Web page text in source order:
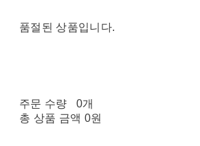
품절된 상품입니다.
주문 수량
0개
총 상품 금액 0원